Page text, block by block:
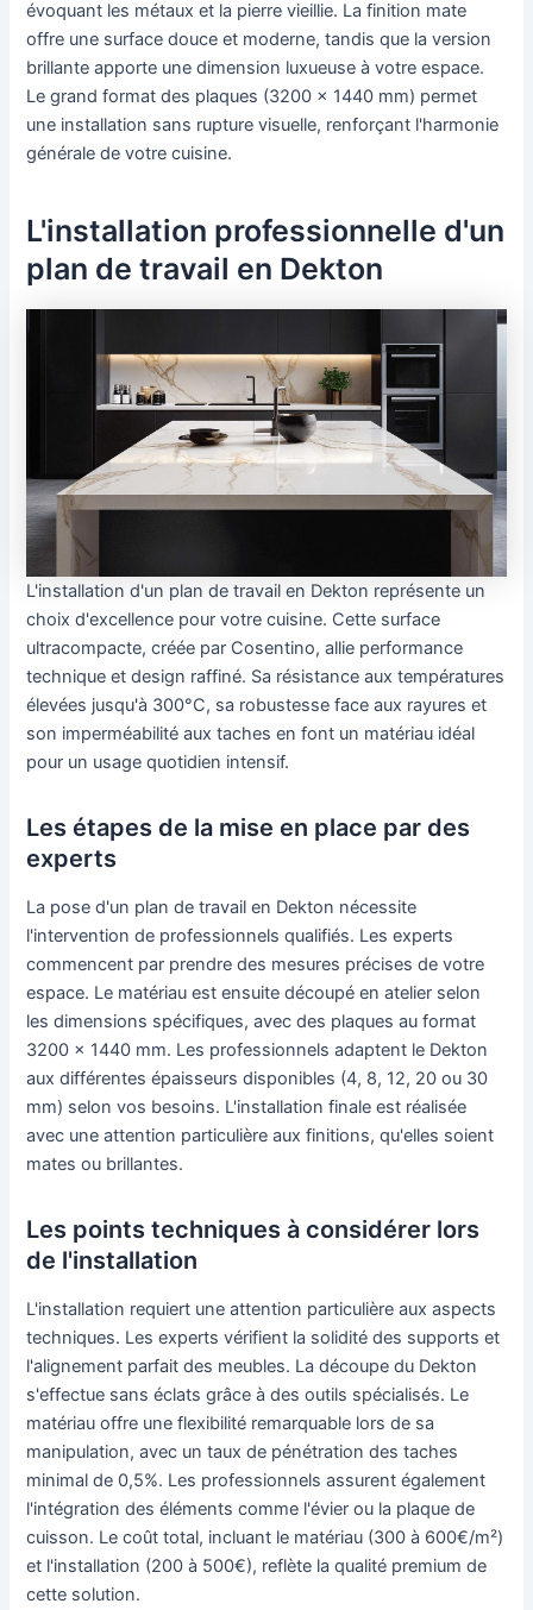
évoquant les métaux et la pierre vieillie. La finition mate
offre une surface douce et moderne, tandis que la version
brillante apporte une dimension luxueuse à votre espace.
Le grand format des plaques (3200 x 1440 mm) permet
une installation sans rupture visuelle, renforçant l'harmonie
générale de votre cuisine.
L'installation professionnelle d'un
plan de travail en Dekton
L'installation d'un plan de travail en Dekton représente un
choix d'excellence pour votre cuisine. Cette surface
ultracompacte, créée par Cosentino, allie performance
technique et design raffiné. Sa résistance aux températures
élevées jusqu'à 300°C, sa robustesse face aux rayures et
son imperméabilité aux taches en font un matériau idéal
pour un usage quotidien intensif.
Les étapes de la mise en place par des
experts
La pose d'un plan de travail en Dekton nécessite
l'intervention de professionnels qualifiés. Les experts
commencent par prendre des mesures précises de votre
espace. Le matériau est ensuite découpé en atelier selon
les dimensions spécifiques, avec des plaques au format
3200 x 1440 mm. Les professionnels adaptent le Dekton
aux différentes épaisseurs disponibles (4, 8, 12, 20 ou 30
mm) selon vos besoins. L'installation finale est réalisée
avec une attention particulière aux finitions, qu'elles soient
mates ou brillantes.
Les points techniques à considérer lors
de l'installation
L'installation requiert une attention particulière aux aspects
techniques. Les experts vérifient la solidité des supports et
l'alignement parfait des meubles. La découpe du Dekton
s'effectue sans éclats grâce à des outils spécialisés. Le
matériau offre une flexibilité remarquable lors de sa
manipulation, avec un taux de pénétration des taches
minimal de 0,5%. Les professionnels assurent également
l'intégration des éléments comme l'évier ou la plaque de
cuisson. Le coût total, incluant le matériau (300 à 600€/m²)
et l'installation (200 à 500€), reflète la qualité premium de
cette solution.